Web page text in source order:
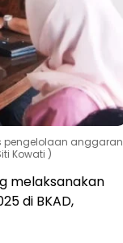
pengelolaan anggaran
Kowati )
melaksanakan
di BKAD,